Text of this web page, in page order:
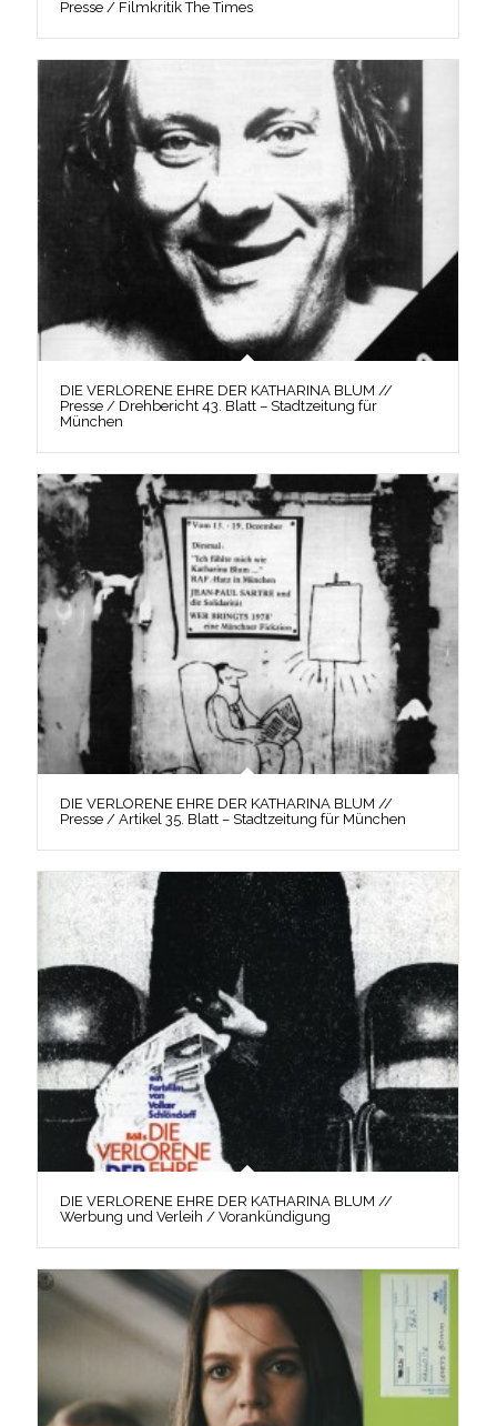
Presse / Filmkritik The Times
DIE VERLORENE EHRE DER KATHARINA BLUM //
Presse / Drehbericht 43. Blatt – Stadtzeitung für
München
DIE VERLORENE EHRE DER KATHARINA BLUM //
Presse / Artikel 35. Blatt – Stadtzeitung für München
DIE VERLORENE EHRE DER KATHARINA BLUM //
Werbung und Verleih / Vorankündigung